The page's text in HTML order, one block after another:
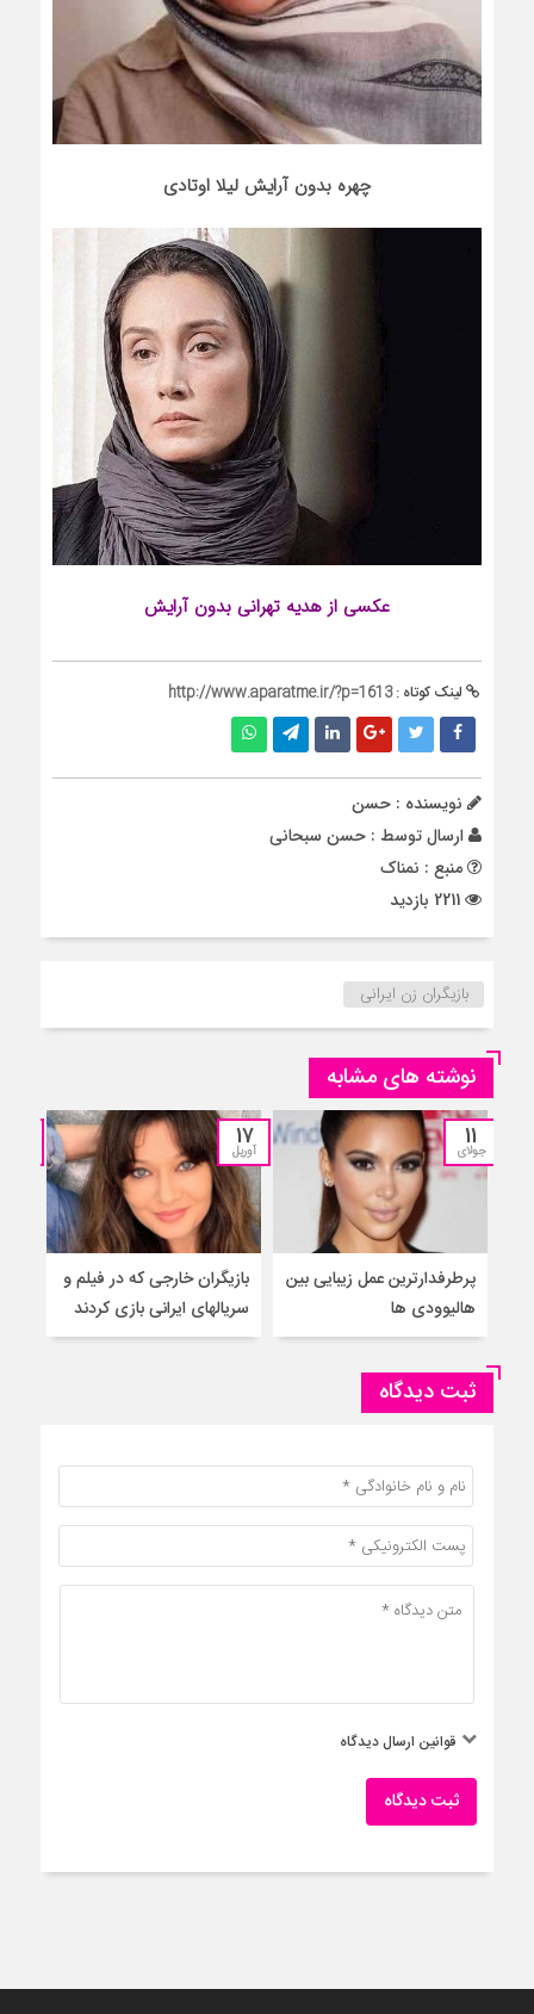
چهره بدون آرایش لیلا اوتادی
عکسی از هدیه تهرانی بدون آرایش
لینک کوتاه :http://www.aparatme.ir/?p=1613
نویسنده : حسن
ارسال توسط : حسن سبحانی
منبع : نمناک
بازیگران زن ایرانی
نوشته های مشابه
11
جولای
پرطرفدارترین عمل زیبایی بین
هالیوودی ها
17
آوریل
بازیگران خارجی که در فیلم و
سریالهای ایرانی بازی کردند
ثبت دیدگاه
قوانین ارسال دیدگاه
ثبت دیدگاه